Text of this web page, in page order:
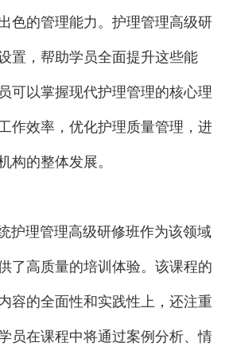
色的管理能力。护理管理高级研
置，帮助学员全面提升这些能
可以掌握现代护理管理的核心理
作效率，优化护理质量管理，进
构的整体发展。
护理管理高级研修班作为该领域
了高质量的培训体验。该课程的
容的全面性和实践性上，还注重
员在课程中将通过案例分析、情